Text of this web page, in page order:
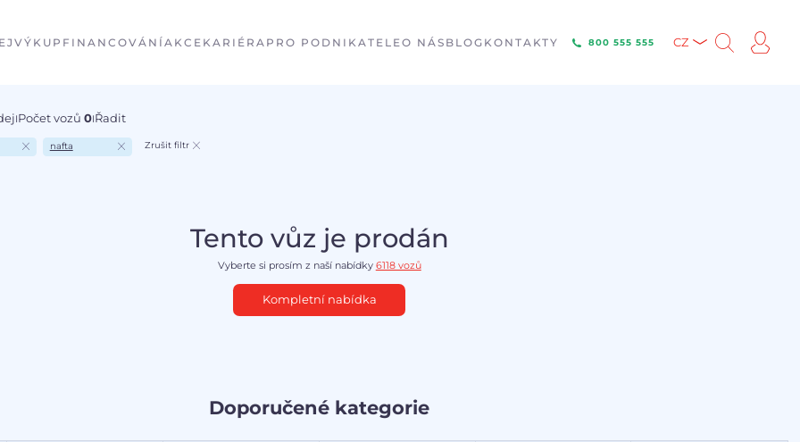
VÝKUP FINANCOVÁNÍAKCE KARIÉRA PRO PODNIKATELE O NÁS BLOG KONTAKTY 800 555 555 CZ
IPočet vozů 0IŘadit
nafta Zrušit filtr
Tento vůz je prodán
Vyberte si prosím z naší nabídky 6118 vozů
Kompletní nabídka
Doporučené kategorie